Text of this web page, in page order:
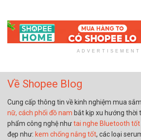
ADVERTISEMENT
Về Shopee Blog
Cung cấp thông tin về kinh nghiệm mua
nữ, cách phối đồ nam bắt kịp xu hướng thời
phẩm công nghệ nhưtai nghe Bluetooth tốt
đẹp như: kem chống nắng tốt, các loại